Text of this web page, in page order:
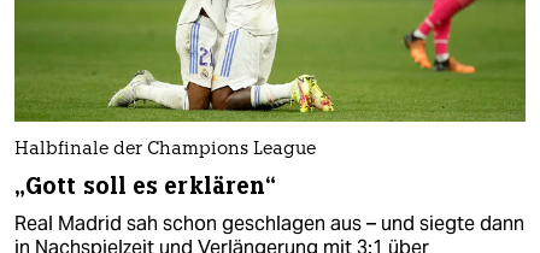
Halbfinale der Champions League
„Gott soll es erklären“
Real Madrid sah schon geschlagen aus – und siegte dann
in Nachspielzeit und Verlängerung mit 3:1 über